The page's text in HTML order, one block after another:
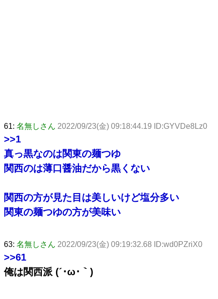
61: 名無しさん 2022/09/23(金) 09:18:44.19 ID:GYVDe8Lz0
>>1
真っ黒なのは関東の麺つゆ
関西のは薄口醤油だから黒くない
関西の方が見た目は美しいけど塩分多い
関東の麺つゆの方が美味い
63: 名無しさん 2022/09/23(金) 09:19:32.68 ID:wd0PZriX0
>>61
俺は関西派 (´･ω･｀)